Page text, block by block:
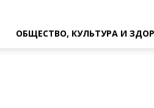
ОБЩЕСТВО, КУЛЬТУРА И